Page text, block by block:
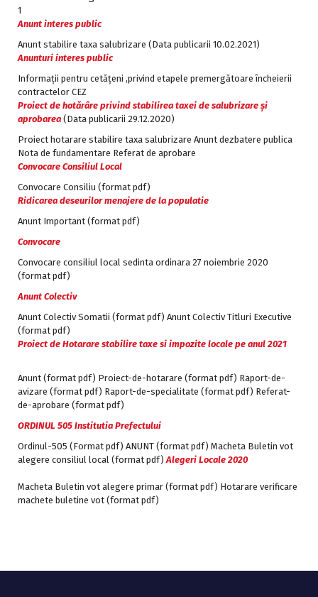
1
Anunt interes public
Anunt stabilire taxa salubrizare (Data publicarii 10.02.2021)
Anunturi interes public
Informaţii pentru cetăţeni ,privind etapele premergătoare încheierii
contractelor CEZ
Proiect de hotărâre privind stabilirea taxei de salubrizare și
aprobarea (Data publicarii 29.12.2020)
Proiect hotarare stabilire taxa salubrizare Anunt dezbatere publica
Nota de fundamentare Referat de aprobare
Convocare Consiliul Local
Convocare Consiliu (format pdf)
Ridicarea deseurilor menajere de la populatie
Anunt Important (format pdf)
Convocare
Convocare consiliul local sedinta ordinara 27 noiembrie 2020
(format pdf)
Anunt Colectiv
Anunt Colectiv Somatii (format pdf) Anunt Colectiv Titluri Executive
(format pdf)
Proiect de Hotarare stabilire taxe si impozite locale pe anul 2021
Anunt (format pdf) Proiect-de-hotarare (format pdf) Raport-de-
avizare (format pdf) Raport-de-specialitate (format pdf) Referat-
de-aprobare (format pdf)
ORDINUL 505 Institutia Prefectului
Ordinul-505 (Format pdf) ANUNT (format pdf) Macheta Buletin vot
alegere consiliul local (format pdf) Alegeri Locale 2020
Macheta Buletin vot alegere primar (format pdf) Hotarare verificare
machete buletine vot (format pdf)